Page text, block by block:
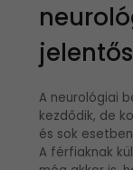
A neurológiai
kezdődik, de
és sok
A férfiaknak